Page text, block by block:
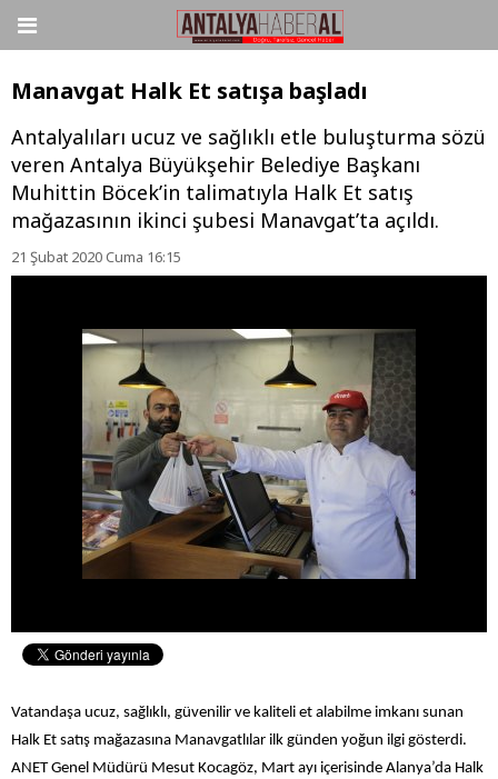
Manavgat Halk Et satışa başladı
Antalyalıları ucuz ve sağlıklı etle buluşturma sözü
veren Antalya Büyükşehir Belediye Başkanı
Muhittin Böcek’in talimatıyla Halk Et satış
mağazasının ikinci şubesi Manavgat’ta açıldı.
21 Şubat 2020 Cuma 16:15
Vatandaşa ucuz, sağlıklı, güvenilir ve kaliteli et alabilme imkanı sunan
Halk Et satış mağazasına Manavgatlılar ilk günden yoğun ilgi gösterdi.
ANET Genel Müdürü Mesut Kocagöz, Mart ayı içerisinde Alanya’da Halk